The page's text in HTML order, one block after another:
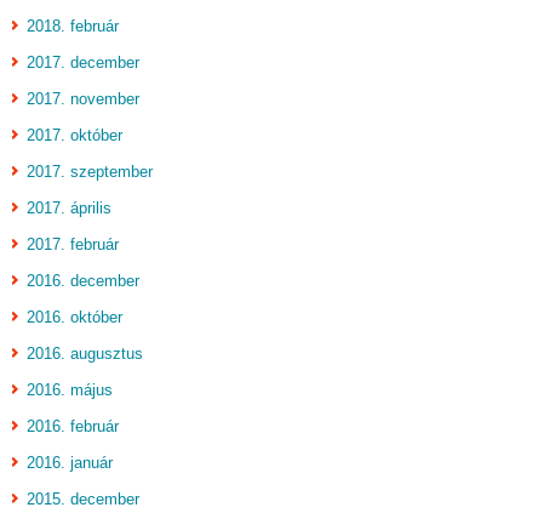
2018. február
2017. december
2017. november
2017. október
2017. szeptember
2017. április
2017. február
2016. december
2016. október
2016. augusztus
2016. május
2016. február
2016. január
2015. december